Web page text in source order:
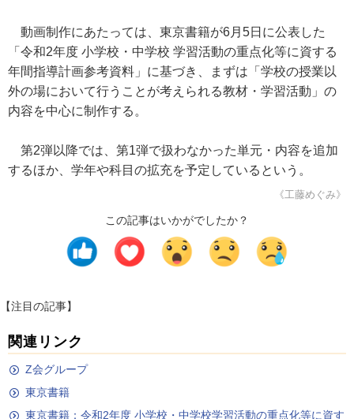
動画制作にあたっては、東京書籍が6月5日に公表した
「令和2年度 小学校・中学校 学習活動の重点化等に資する
年間指導計画参考資料」に基づき、まずは「学校の授業以
外の場において行うことが考えられる教材・学習活動」の
内容を中心に制作する。
第2弾以降では、第1弾で扱わなかった単元・内容を追加
するほか、学年や科目の拡充を予定しているという。
《工藤めぐみ》
この記事はいかがでしたか？
【注目の記事】
関連リンク
Z会グループ
東京書籍
東京書籍：令和2年度 小学校・中学校学習活動の重点化等に資す